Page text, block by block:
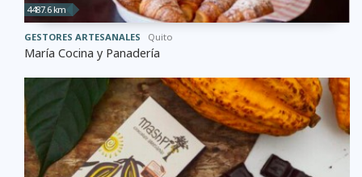
4487.6 km
GESTORES ARTESANALES Quito
María Cocina y Panadería